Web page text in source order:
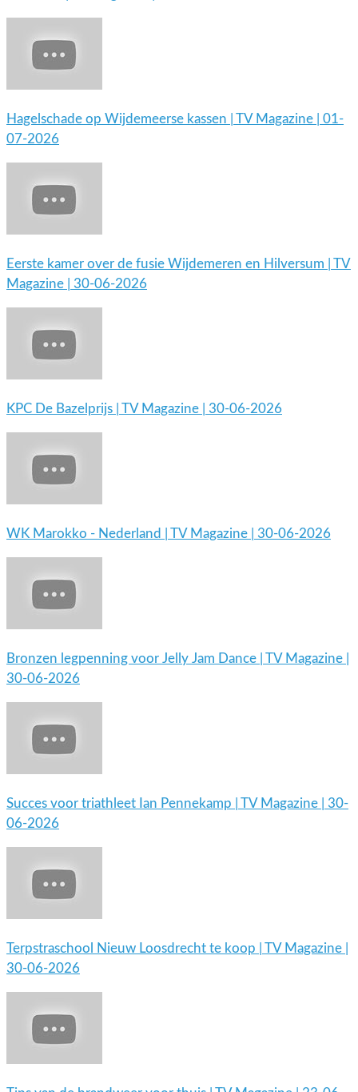
Hagelschade op Wijdemeerse kassen | TV Magazine | 01-
07-2026
Eerste kamer over de fusie Wijdemeren en Hilversum | TV
Magazine | 30-06-2026
KPC De Bazelprijs | TV Magazine | 30-06-2026
WK Marokko - Nederland | TV Magazine | 30-06-2026
Bronzen legpenning voor Jelly Jam Dance | TV Magazine |
30-06-2026
Succes voor triathleet Ian Pennekamp | TV Magazine | 30-
06-2026
Terpstraschool Nieuw Loosdrecht te koop | TV Magazine |
30-06-2026